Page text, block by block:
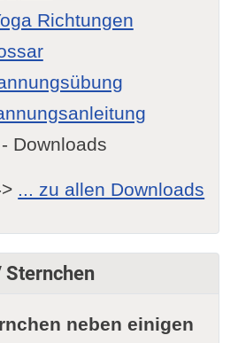
Richtungen
Downloads
... zu allen Downloads
neben einigen